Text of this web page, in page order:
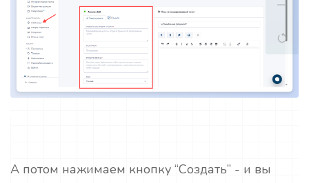
А потом нажимаем кнопку “Создать” - и вы